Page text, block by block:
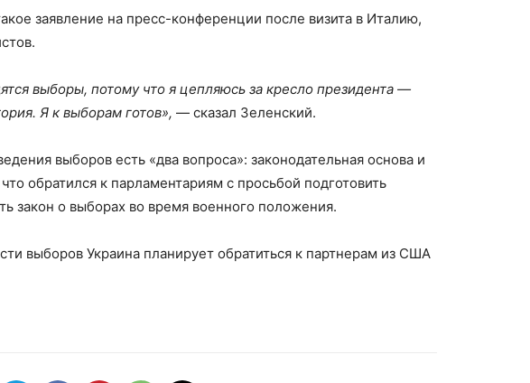
заявление на пресс-конференции после визита в Италию,
выборы, потому что я цепляюсь за кресло президента —
Я к выборам готов», — сказал Зеленский.
выборов есть «два вопроса»: законодательная основа и
обратился к парламентариям с просьбой подготовить
закон о выборах во время военного положения.
выборов Украина планирует обратиться к партнерам из США